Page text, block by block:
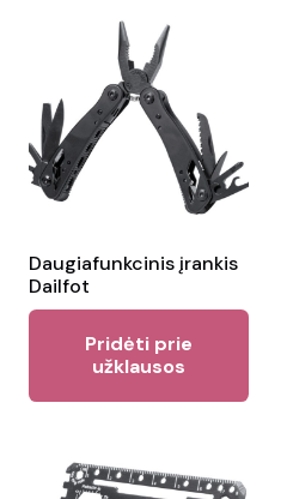
Daugiafunkcinis įrankis
Dailfot
Pridėti prie
užklausos